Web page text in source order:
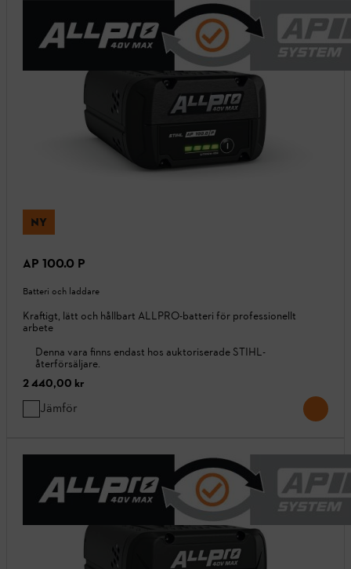
NY
AP 100.0 P
Batteri och laddare
Kraftigt, lätt och hållbart ALLPRO-batteri för professionellt
arbete
Denna vara finns endast hos auktoriserade STIHL-
återförsäljare.
2 440,00 kr
Jämför